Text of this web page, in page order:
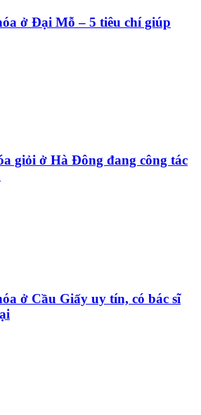
ở Đại Mỗ – 5 tiêu chí giúp
giỏi ở Hà Đông đang công tác
ở Cầu Giấy uy tín, có bác sĩ